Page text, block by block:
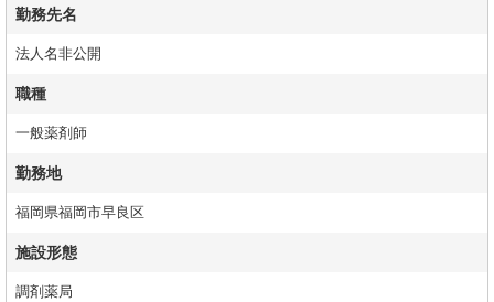
勤務先名
法人名非公開
職種
一般薬剤師
勤務地
福岡県福岡市早良区
施設形態
調剤薬局